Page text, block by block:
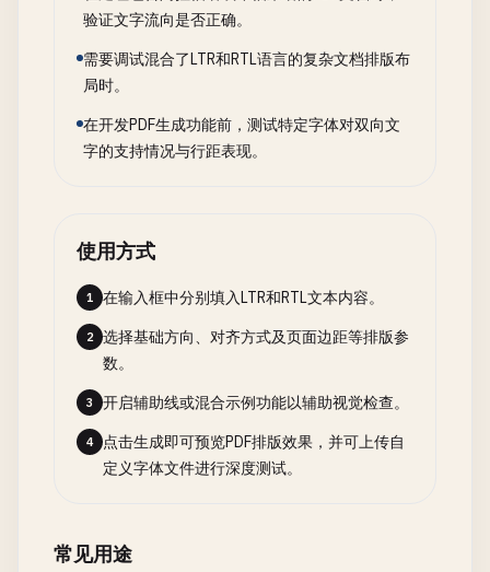
验证文字流向是否正确。
需要调试混合了LTR和RTL语言的复杂文档排版布
局时。
在开发PDF生成功能前，测试特定字体对双向文
字的支持情况与行距表现。
使用方式
1 在输入框中分别填入LTR和RTL文本内容。
2
选择基础方向、对齐方式及页面边距等排版参
数。
3 开启辅助线或混合示例功能以辅助视觉检查。
4
点击生成即可预览PDF排版效果，并可上传自
定义字体文件进行深度测试。
常见用途